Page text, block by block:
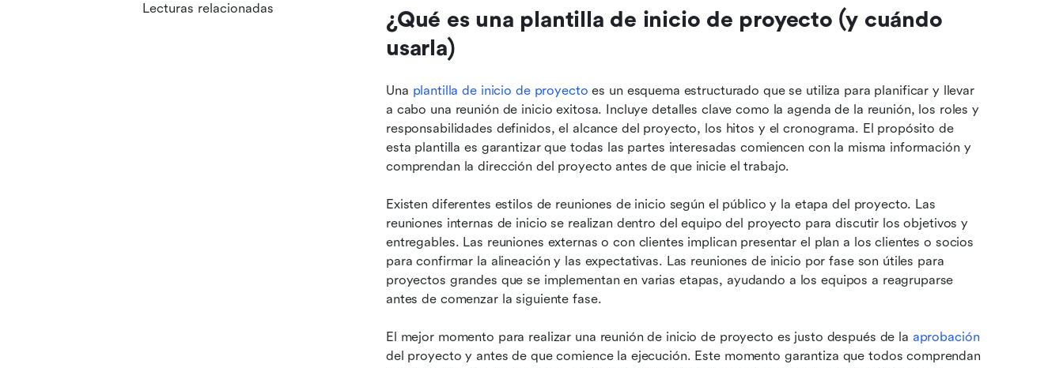
¿Qué es una plantilla de inicio de proyecto (y cuándo
usarla)
Una plantilla de inicio de proyecto es un esquema estructurado que se utiliza para planificar y llevar
a cabo una reunión de inicio exitosa. Incluye detalles clave como la agenda de la reunión, los roles y
responsabilidades definidos, el alcance del proyecto, los hitos y el cronograma. El propósito de
esta plantilla es garantizar que todas las partes interesadas comiencen con la misma información y
comprendan la dirección del proyecto antes de que inicie el trabajo.
Existen diferentes estilos de reuniones de inicio según el público y la etapa del proyecto. Las
reuniones internas de inicio se realizan dentro del equipo del proyecto para discutir los objetivos y
entregables. Las reuniones externas o con clientes implican presentar el plan a los clientes o socios
para confirmar la alineación y las expectativas. Las reuniones de inicio por fase son útiles para
proyectos grandes que se implementan en varias etapas, ayudando a los equipos a reagruparse
antes de comenzar la siguiente fase.
El mejor momento para realizar una reunión de inicio de proyecto es justo después de la aprobación
del proyecto y antes de que comience la ejecución. Este momento garantiza que todos comprendan
Lecturas relacionadas